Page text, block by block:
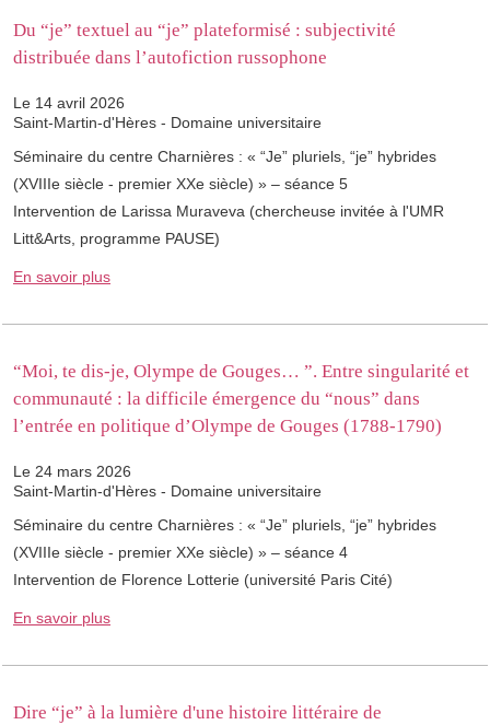
Du “je” textuel au “je” plateformisé : subjectivité
distribuée dans l’autofiction russophone
Le 14 avril 2026
Saint-Martin-d'Hères - Domaine universitaire
Séminaire du centre Charnières : « “Je” pluriels, “je” hybrides
(XVIIIe siècle - premier XXe siècle) » – séance 5
Intervention de Larissa Muraveva (chercheuse invitée à l'UMR
Litt&Arts, programme PAUSE)
En savoir plus
“Moi, te dis-je, Olympe de Gouges… ”. Entre singularité et
communauté : la difficile émergence du “nous” dans
l’entrée en politique d’Olympe de Gouges (1788-1790)
Le 24 mars 2026
Saint-Martin-d'Hères - Domaine universitaire
Séminaire du centre Charnières : « “Je” pluriels, “je” hybrides
(XVIIIe siècle - premier XXe siècle) » – séance 4
Intervention de Florence Lotterie (université Paris Cité)
En savoir plus
Dire “je” à la lumière d'une histoire littéraire de